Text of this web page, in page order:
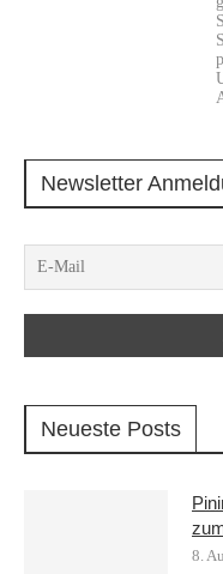
Newsletter
Neueste Posts
8.